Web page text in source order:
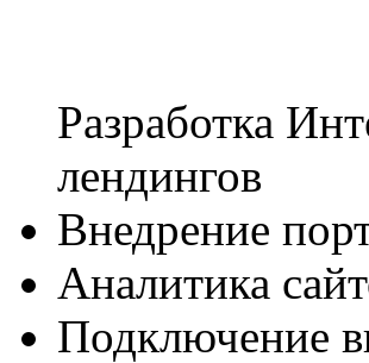
Разработка
лендингов
Внедрение
Аналитика
Подключение